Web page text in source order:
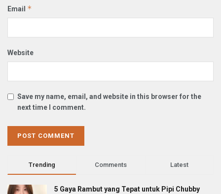
Email *
Website
Save my name, email, and website in this browser for the
next time I comment.
Trending Comments Latest
5 Gaya Rambut yang Tepat untuk Pipi Chubby